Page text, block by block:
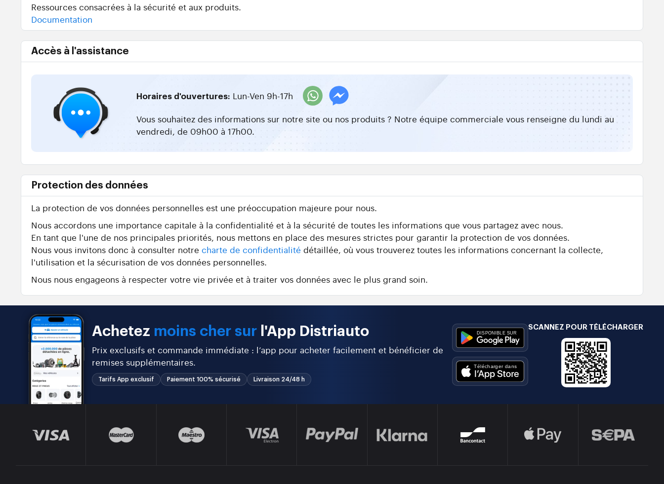
Ressources consacrées à la sécurité et aux produits.
Documentation
Accès à l'assistance
Horaires d'ouvertures: Lun-Ven 9h-17h
Vous souhaitez des informations sur notre site ou nos produits ? Notre équipe commerciale vous renseigne du lundi au
vendredi, de 09h00 à 17h00.
Protection des données
La protection de vos données personnelles est une préoccupation majeure pour nous.
Nous accordons une importance capitale à la confidentialité et à la sécurité de toutes les informations que vous partagez avec nous.
En tant que l'une de nos principales priorités, nous mettons en place des mesures strictes pour garantir la protection de vos données.
Nous vous invitons donc à consulter notre charte de confidentialité détaillée, où vous trouverez toutes les informations concernant la collecte,
l'utilisation et la sécurisation de vos données personnelles.
Nous nous engageons à respecter votre vie privée et à traiter vos données avec le plus grand soin.
Achetez moins cher sur l'App Distriauto
Prix exclusifs et commande immédiate : l’app pour acheter facilement et bénéficier de
remises supplémentaires.
Tarifs App exclusif Paiement 100% sécurisé Livraison 24/48 h
SCANNEZ POUR TÉLÉCHARGER